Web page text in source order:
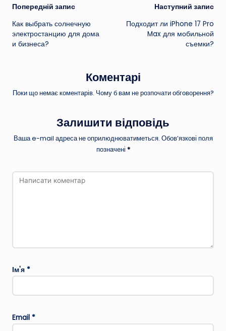
Навігація
по
запису
Попередній запис
Как выбрать солнечную
электростанцию для дома
и бизнеса?
Наступний запис
Подходит ли iPhone 17 Pro
Max для мобильной
съемки?
Коментарі
Поки що немає коментарів. Чому б вам не розпочати обговорення?
Залишити відповідь
Ваша e-mail адреса не оприлюднюватиметься. Обов’язкові поля
позначені *
Ім'я *
Email *